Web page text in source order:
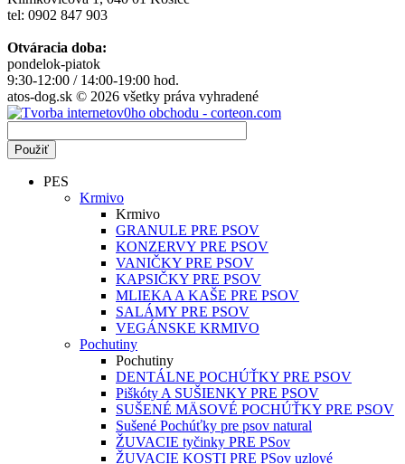
tel: 0902 847 903
Otváracia doba:
pondelok-piatok
9:30-12:00 / 14:00-19:00 hod.
atos-dog.sk © 2026 všetky práva vyhradené
PES
Krmivo
Krmivo
GRANULE PRE PSOV
KONZERVY PRE PSOV
VANIČKY PRE PSOV
KAPSIČKY PRE PSOV
MLIEKA A KAŠE PRE PSOV
SALÁMY PRE PSOV
VEGÁNSKE KRMIVO
Pochutiny
Pochutiny
DENTÁLNE POCHÚŤKY PRE PSOV
Piškóty A SUŠIENKY PRE PSOV
SUŠENÉ MÄSOVÉ POCHÚŤKY PRE PSOV
Sušené Pochúťky pre psov natural
ŽUVACIE tyčinky PRE PSov
ŽUVACIE KOSTI PRE PSov uzlové